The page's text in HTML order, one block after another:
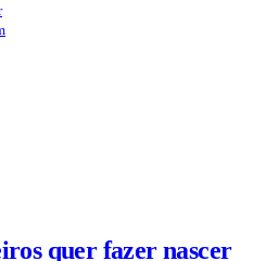
quer fazer nascer